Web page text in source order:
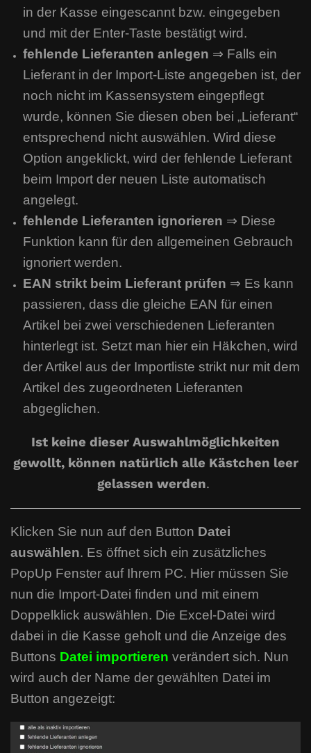
in der Kasse eingescannt bzw. eingegeben
und mit der Enter-Taste bestätigt wird.
fehlende Lieferanten anlegen ⇒ Falls ein
Lieferant in der Import-Liste angegeben ist, der
noch nicht im Kassensystem eingepflegt
wurde, können Sie diesen oben bei „Lieferant“
entsprechend nicht auswählen. Wird diese
Option angeklickt, wird der fehlende Lieferant
beim Import der neuen Liste automatisch
angelegt.
fehlende Lieferanten ignorieren ⇒ Diese
Funktion kann für den allgemeinen Gebrauch
ignoriert werden.
EAN strikt beim Lieferant prüfen ⇒ Es kann
passieren, dass die gleiche EAN für einen
Artikel bei zwei verschiedenen Lieferanten
hinterlegt ist. Setzt man hier ein Häkchen, wird
der Artikel aus der Importliste strikt nur mit dem
Artikel des zugeordneten Lieferanten
abgeglichen.
Ist keine dieser Auswahlmöglichkeiten
gewollt, können natürlich alle Kästchen leer
gelassen werden.
Klicken Sie nun auf den Button Datei
auswählen. Es öffnet sich ein zusätzliches
PopUp Fenster auf Ihrem PC. Hier müssen Sie
nun die Import-Datei finden und mit einem
Doppelklick auswählen. Die Excel-Datei wird
dabei in die Kasse geholt und die Anzeige des
Buttons Datei importieren verändert sich. Nun
wird auch der Name der gewählten Datei im
Button angezeigt: